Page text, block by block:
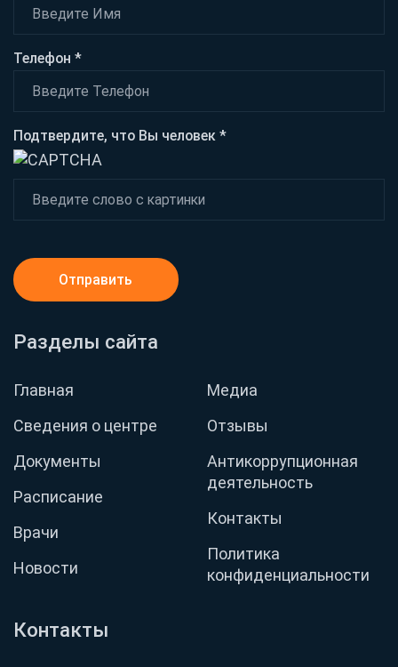
Контакты
Разделы сайта
Главная
Сведения о центре
Документы
Расписание
Врачи
Новости
Медиа
Отзывы
Антикоррупционная
деятельность
Контакты
Политика
конфиденциальности
Телефон *
Подтвердите, что Вы человек *
Отправить